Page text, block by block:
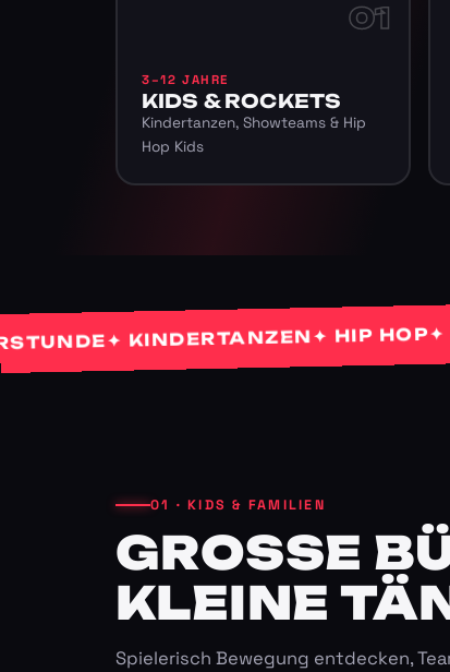
01
3–12 JAHRE
KIDS & ROCKETS
Kindertanzen, Showteams & Hip
Hop Kids
✦ KINDERTANZEN✦ HIP HOP✦
01 · KIDS & FAMILIEN
GROSSE
LEINE
Spielerisch Bewegung entdecken,